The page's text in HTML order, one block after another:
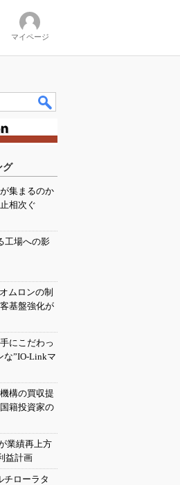
マイページ
グ
集まるのか
相次ぐ
工場への影
ムロンの制
基盤強化が
にこだわっ
な”IO-Linkマ
構の買収提
籍投資家の
業績再上方
益計画
チローラタ